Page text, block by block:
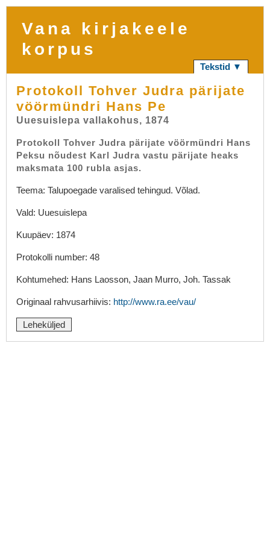
Vana kirjakeele
korpus
Tekstid ▼
Protokoll Tohver Judra pärijate
vöörmündri Hans Pe
Uuesuislepa vallakohus, 1874
Protokoll Tohver Judra pärijate vöörmündri Hans
Peksu nõudest Karl Judra vastu pärijate heaks
maksmata 100 rubla asjas.
Teema: Talupoegade varalised tehingud. Võlad.
Vald: Uuesuislepa
Kuupäev: 1874
Protokolli number: 48
Kohtumehed: Hans Laosson, Jaan Murro, Joh. Tassak
Originaal rahvusarhiivis: http://www.ra.ee/vau/
Leheküljed